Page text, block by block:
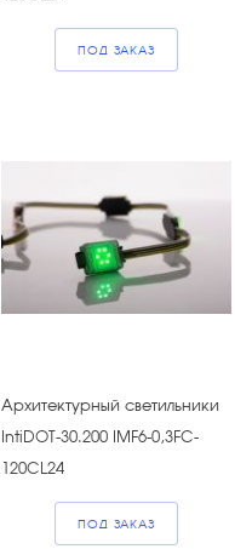
ПОД ЗАКАЗ
Архитектурный светильники
IntiDOT-30.200 IMF6-0,3FC-
120CL24
ПОД ЗАКАЗ